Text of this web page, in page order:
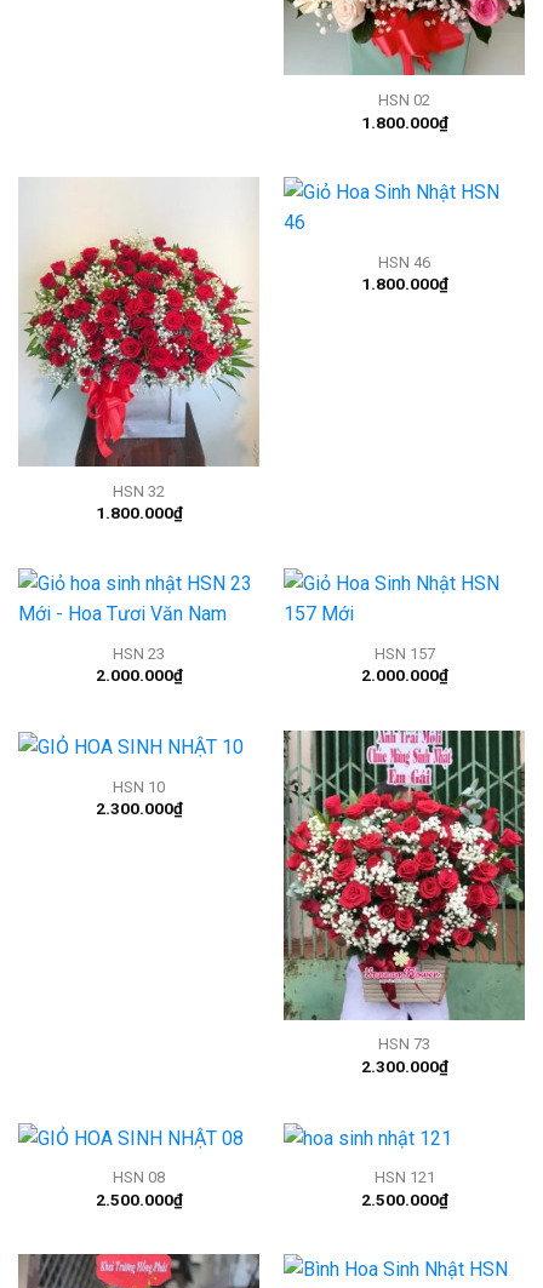
HSN 02
1.800.000₫
HSN 32
1.800.000₫
HSN 46
1.800.000₫
HSN 23
2.000.000₫
HSN 157
2.000.000₫
HSN 10
2.300.000₫
HSN 73
2.300.000₫
HSN 08
2.500.000₫
HSN 121
2.500.000₫